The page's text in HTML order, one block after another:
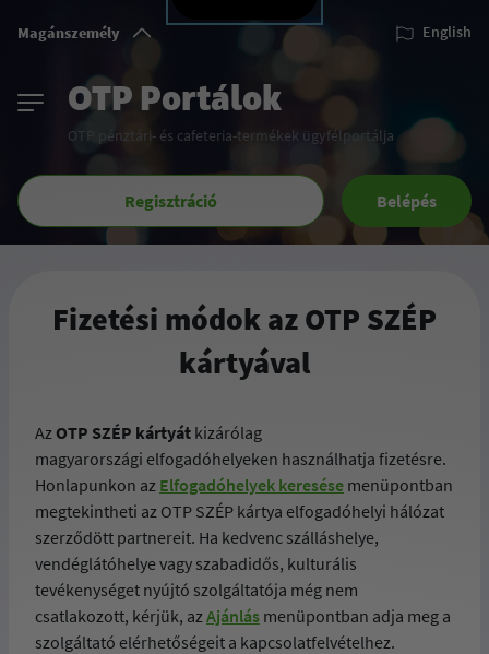
Magánszemély English
OTP Portálok
OTP pénztári- és cafeteria-termékek ügyfélportálja
Regisztráció Belépés
Fizetési módok az OTP SZÉP
kártyával
Az OTP SZÉP kártyát kizárólag
magyarországi elfogadóhelyeken használhatja fizetésre.
Honlapunkon az Elfogadóhelyek keresése menüpontban
megtekintheti az OTP SZÉP kártya elfogadóhelyi hálózat
szerződött partnereit. Ha kedvenc szálláshelye,
vendéglátóhelye vagy szabadidős, kulturális
tevékenységet nyújtó szolgáltatója még nem
csatlakozott, kérjük, azAjánlás menüpontban adja meg a
szolgáltató elérhetőségeit a kapcsolatfelvételhez.